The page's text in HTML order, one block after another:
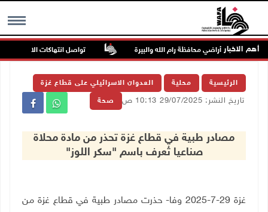
MENU أهم الاخبار تواصل انتهاكات الاحتلال
الرئيسية محلية العدوان الاسرائيلي على قطاع غزة
صحة تاريخ النشر: 29/07/2025 10:13 ص
مصادر طبية في قطاع غزة تحذر من مادة محلاة
صناعيا تُعرف باسم "سكر اللوز"
غزة 29-7-2025 وفا- حذرت مصادر طبية في قطاع غزة من